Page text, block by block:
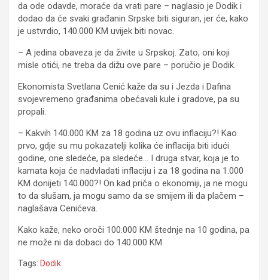
da ode odavde, moraće da vrati pare – naglasio je Dodik i
dodao da će svaki građanin Srpske biti siguran, jer će, kako
je ustvrdio, 140.000 KM uvijek biti novac.
– A jedina obaveza je da živite u Srpskoj. Zato, oni koji
misle otići, ne treba da dižu ove pare – poručio je Dodik.
Ekonomista Svetlana Cenić kaže da su i Jezda i Dafina
svojevremeno građanima obećavali kule i gradove, pa su
propali.
– Kakvih 140.000 KM za 18 godina uz ovu inflaciju?! Kao
prvo, gdje su mu pokazatelji kolika će inflacija biti idući
godine, one sledeće, pa sledeće… I druga stvar, koja je to
kamata koja će nadvladati inflaciju i za 18 godina na 1.000
KM donijeti 140.000?! On kad priča o ekonomiji, ja ne mogu
to da slušam, ja mogu samo da se smijem ili da plačem –
naglašava Cenićeva.
Kako kaže, neko oroči 100.000 KM štednje na 10 godina, pa
ne može ni da dobaci do 140.000 KM.
Tags: Dodik